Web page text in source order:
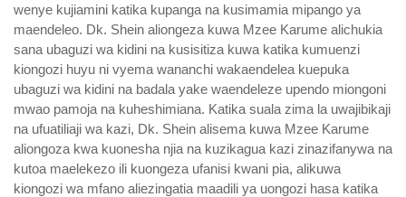
wenye kujiamini katika kupanga na kusimamia mipango ya
maendeleo. Dk. Shein aliongeza kuwa Mzee Karume alichukia
sana ubaguzi wa kidini na kusisitiza kuwa katika kumuenzi
kiongozi huyu ni vyema wananchi wakaendelea kuepuka
ubaguzi wa kidini na badala yake waendeleze upendo miongoni
mwao pamoja na kuheshimiana. Katika suala zima la uwajibikaji
na ufuatiliaji wa kazi, Dk. Shein alisema kuwa Mzee Karume
aliongoza kwa kuonesha njia na kuzikagua kazi zinazifanywa na
kutoa maelekezo ili kuongeza ufanisi kwani pia, alikuwa
kiongozi wa mfano aliezingatia maadili ya uongozi hasa katika